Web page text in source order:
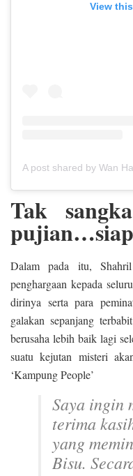
View
Tak
Dalam pada itu,
penghargaan kepada
dirinya serta para
galakan sepanjang
berusaha lebih baik lagi
suatu kejutan misteri
‘Kampung People’
Saya ingin
terima
yang
Bisu.